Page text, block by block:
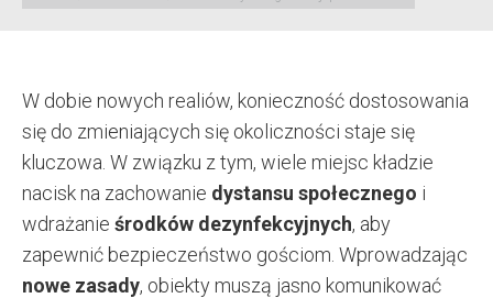
W dobie nowych realiów, konieczność dostosowania
się do zmieniających się okoliczności staje się
kluczowa. W związku z tym, wiele miejsc kładzie
nacisk na zachowanie dystansu społecznego i
wdrażanie środków dezynfekcyjnych, aby
zapewnić bezpieczeństwo gościom. Wprowadzając
nowe zasady, obiekty muszą jasno komunikować